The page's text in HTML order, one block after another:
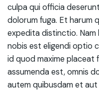
culpa qui officia
dolorum fuga. Et harum
expedita distinctio.
nobis est eligendi optio
id quod maxime placeat
assumenda est, omnis
autem quibusdam et